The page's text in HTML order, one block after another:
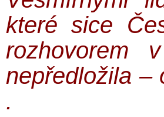
které sice
rozhovorem
nepředložila
.